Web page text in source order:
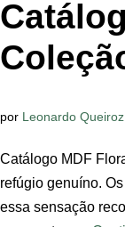
por Leonardo Queiroz
Catálogo MDF
refúgio genuíno.
essa sensação